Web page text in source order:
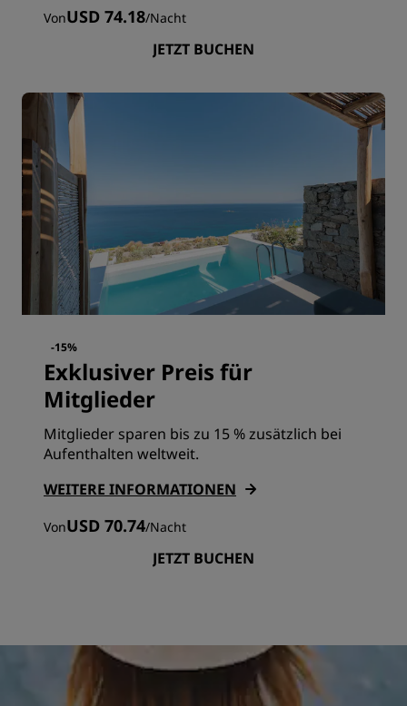
VonUSD 74.18/Nacht
JETZT BUCHEN
-15%
Exklusiver Preis für
Mitglieder
Mitglieder sparen bis zu 15 % zusätzlich bei
Aufenthalten weltweit.
WEITERE INFORMATIONEN
VonUSD 70.74/Nacht
JETZT BUCHEN